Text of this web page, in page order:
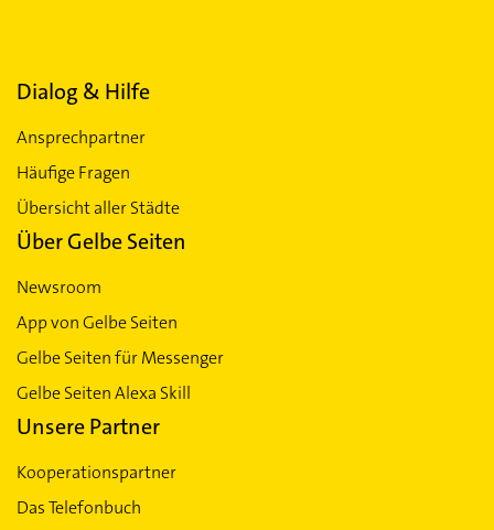
Dialog & Hilfe
Ansprechpartner
Häufige Fragen
Übersicht aller Städte
Über Gelbe Seiten
Newsroom
App von Gelbe Seiten
Gelbe Seiten für Messenger
Gelbe Seiten Alexa Skill
Unsere Partner
Kooperationspartner
Das Telefonbuch